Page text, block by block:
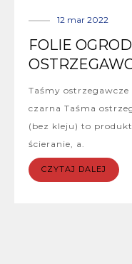
12 mar 2022
FOLIE
Taśmy
czarna Taśma
(bez kleju) to
ścieranie, a.
CZYTAJ DALEJ